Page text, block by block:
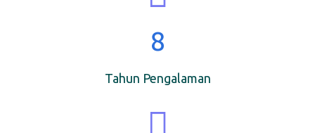
8
Tahun Pengalaman